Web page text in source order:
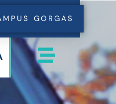
GORGAS